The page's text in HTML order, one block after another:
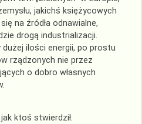
jakichś księżycowych
na źródła odnawialne,
drogą industrializacji.
dużej ilości energii, po prostu
rządzonych nie przez
o dobro własnych
ktoś stwierdził.